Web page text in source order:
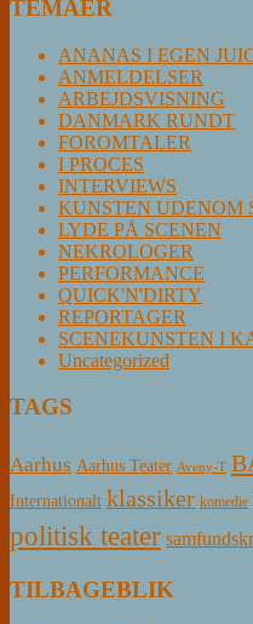
TEMAER
ANANAS I EGEN
ANMELDELSER
ARBEJDSVISNING
DANMARK RUNDT
FOROMTALER
I PROCES
INTERVIEWS
KUNSTEN UDENOM
LYDE PÅ SCENEN
NEKROLOGER
PERFORMANCE
QUICK'N'DIRTY
REPORTAGER
SCENEKUNSTEN I
Uncategorized
TAGS
Aarhus Aarhus Teater Aveny-T
Internationalt klassiker komedie
politisk teater
TILBAGEBLIK